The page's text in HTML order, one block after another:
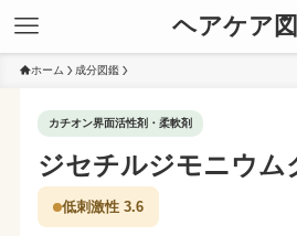
ヘアケア
ホーム 成分図鑑
カチオン界面活性剤・柔軟剤
ジセチルジモニウム
低刺激性 3.6